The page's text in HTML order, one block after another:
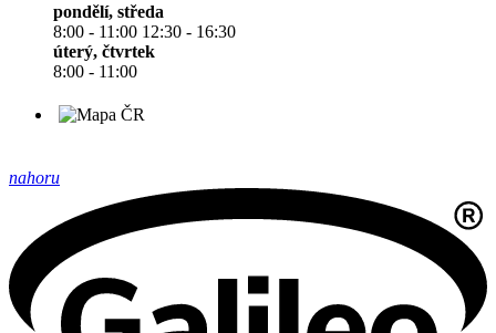
pondělí, středa
8:00 - 11:00 12:30 - 16:30
úterý, čtvrtek
8:00 - 11:00
nahoru